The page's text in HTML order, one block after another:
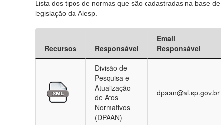
Lista dos tipos de normas que são cadastradas na base de
legislação da Alesp.
Recursos Responsável
Email
Responsável
Divisão de
Pesquisa e
Atualização
de Atos
Normativos
(DPAAN)
dpaan@al.sp.gov.br